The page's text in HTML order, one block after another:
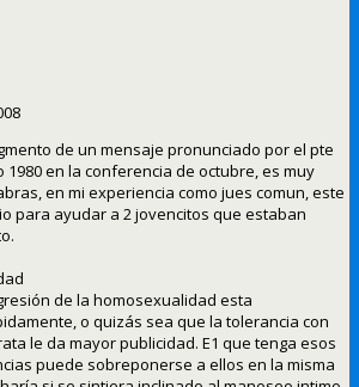
de un mensaje pronunciado por el pte
1980 en la conferencia de octubre, es muy
en mi experiencia como jues comun, este
para ayudar a 2 jovencitos que estaban
de la homosexualidad esta
o quizás sea que la tolerancia con
le da mayor publicidad. E1 que tenga esos
puede sobreponerse a ellos en la misma